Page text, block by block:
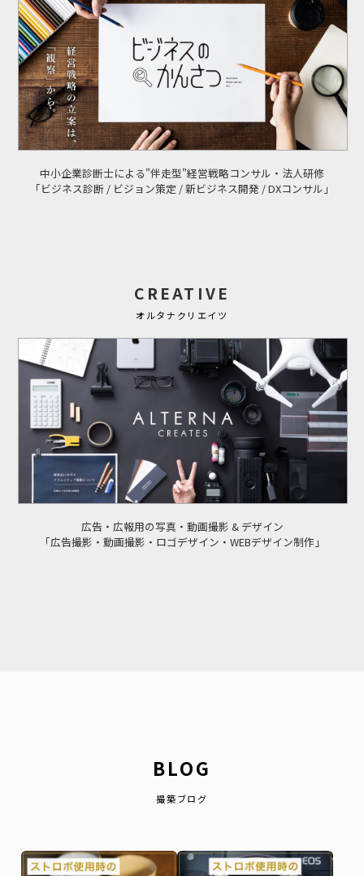
中小企業診断士による"伴走型"経営戦略コンサル・法人研修
「ビジネス診断 / ビジョン策定 / 新ビジネス開発 / DXコンサル」
CREATIVE
オルタナクリエイツ
広告・広報用の写真・動画撮影 & デザイン
「広告撮影・動画撮影・ロゴデザイン・WEBデザイン制作」
BLOG
撮築ブログ